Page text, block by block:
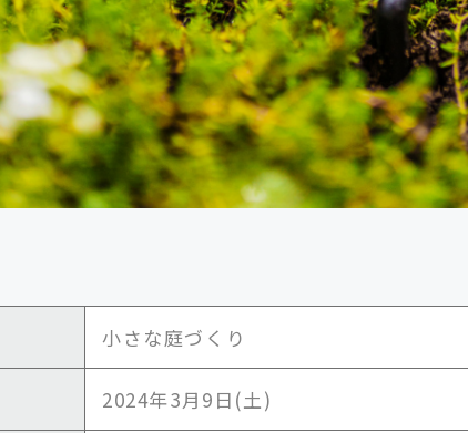
小さな庭づくり
2024年3月9日(土)